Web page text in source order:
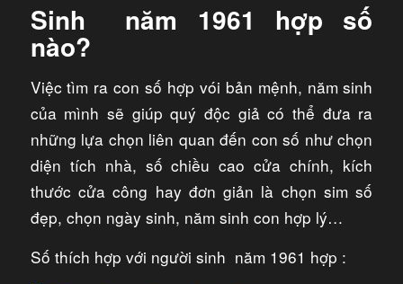
Sinh năm 1961 hợp số
nào?
Việc tìm ra con số hợp vói bản mệnh, năm sinh
của mình sẽ giúp quý độc giả có thể đưa ra
những lựa chọn liên quan đến con số như chọn
diện tích nhà, số chiều cao cửa chính, kích
thước cửa công hay đơn giản là chọn sim số
đẹp, chọn ngày sinh, năm sinh con hợp lý…
Số thích hợp với người sinh năm 1961 hợp :